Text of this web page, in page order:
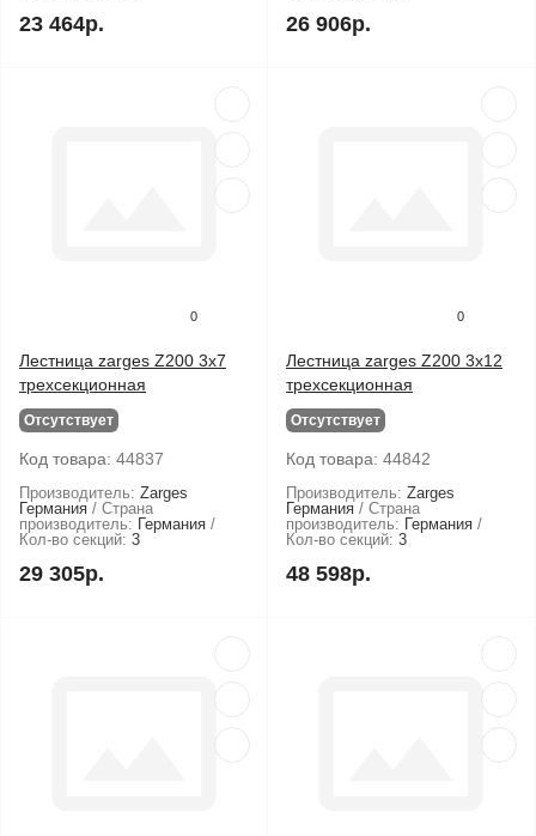
23 464р. 26 906р.
0
Лестница zarges Z200 3x7
трехсекционная
Отсутствует
Код товара: 44837
Производитель: Zarges
Германия
Страна
производитель: Германия
Кол-во секций: 3
29 305р.
0
Лестница zarges Z200 3x12
трехсекционная
Отсутствует
Код товара: 44842
Производитель: Zarges
Германия
Страна
производитель: Германия
Кол-во секций: 3
48 598р.